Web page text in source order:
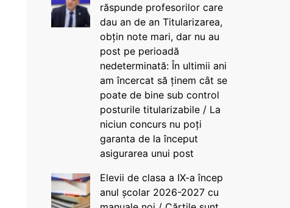
răspunde profesorilor care
dau an de an Titularizarea,
obțin note mari, dar nu au
post pe perioadă
nedeterminată: În ultimii ani
am încercat să ținem cât se
poate de bine sub control
posturile titularizabile / La
niciun concurs nu poți
garanta de la început
asigurarea unui post
Elevii de clasa a IX-a încep
anul școlar 2026-2027 cu